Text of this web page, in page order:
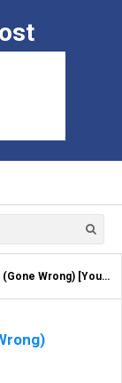
Wrong) [YouTube Video]